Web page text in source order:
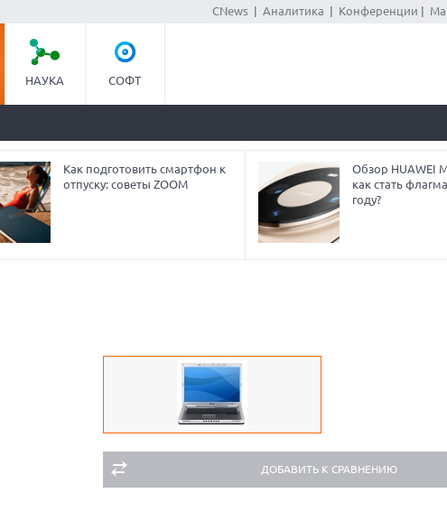
CNews| Аналитика Конференции
НАУКА СОФТ
Как подготовить смартфон к
отпуску: советы ZOOM
Обзор HUAWEI
как стать
году?
ДОБАВИТЬ К СРАВНЕНИЮ